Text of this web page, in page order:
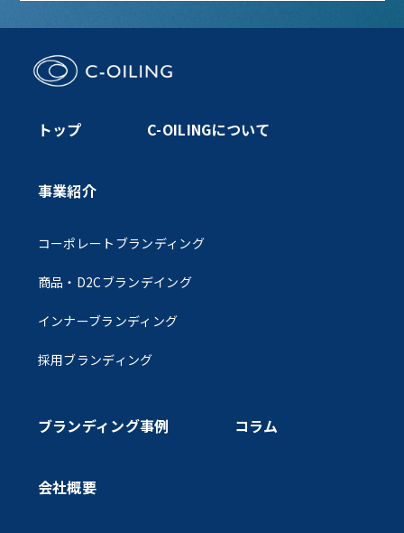
トップ C-OILINGについて
事業紹介
コーポレートブランディング
商品・D2Cブランデイング
インナーブランディング
採用ブランディング
ブランディング事例 コラム
会社概要